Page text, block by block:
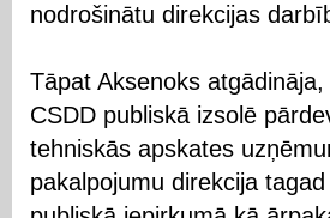
nodrošinātu direkcijas
Tāpat Aksenoks
CSDD publiskā izsolē
tehniskās apskates
pakalpojumu direkcija